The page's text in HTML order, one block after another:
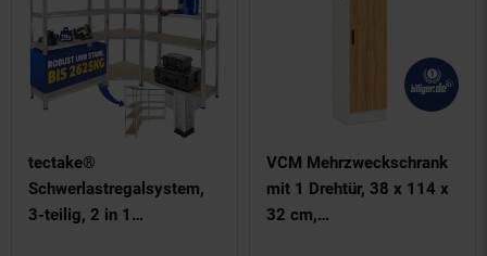
tectake®
Schwerlastregalsystem,
3-teilig, 2 in 1
VCM Mehrzweckschrank
mit 1 Drehtür, 38 x 114 x
32 cm,